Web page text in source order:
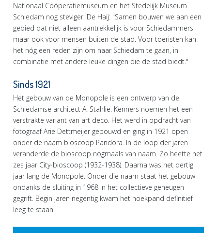
Nationaal Coöperatiemuseum en het Stedelijk Museum
Schiedam nog steviger. De Haij: "Samen bouwen we aan een
gebied dat niet alleen aantrekkelijk is voor Schiedammers
maar ook voor mensen buiten de stad. Voor toeristen kan
het nóg een reden zijn om naar Schiedam te gaan, in
combinatie met andere leuke dingen die de stad biedt."
Sinds 1921
Het gebouw van de Monopole is een ontwerp van de
Schiedamse architect A. Stahlie. Kenners noemen het een
verstrakte variant van art deco. Het werd in opdracht van
fotograaf Arie Dettmeijer gebouwd en ging in 1921 open
onder de naam bioscoop Pandora. In de loop der jaren
veranderde de bioscoop nogmaals van naam. Zo heette het
zes jaar City-bioscoop (1932-1938). Daarna was het dertig
jaar lang de Monopole. Onder die naam staat het gebouw
ondanks de sluiting in 1968 in het collectieve geheugen
gegrift. Begin jaren negentig kwam het hoekpand definitief
leeg te staan.